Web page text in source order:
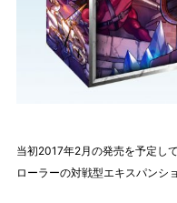
当初2017年2月の発売を予定し
ローラーの対戦型エキスパンシ